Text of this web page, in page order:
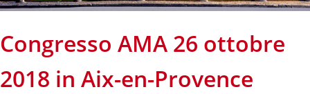
Congresso AMA 26 ottobre
2018 in Aix-en-Provence